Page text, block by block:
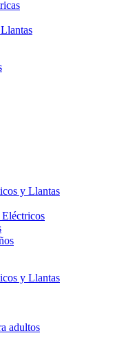
y Llantas
y Llantas
adultos